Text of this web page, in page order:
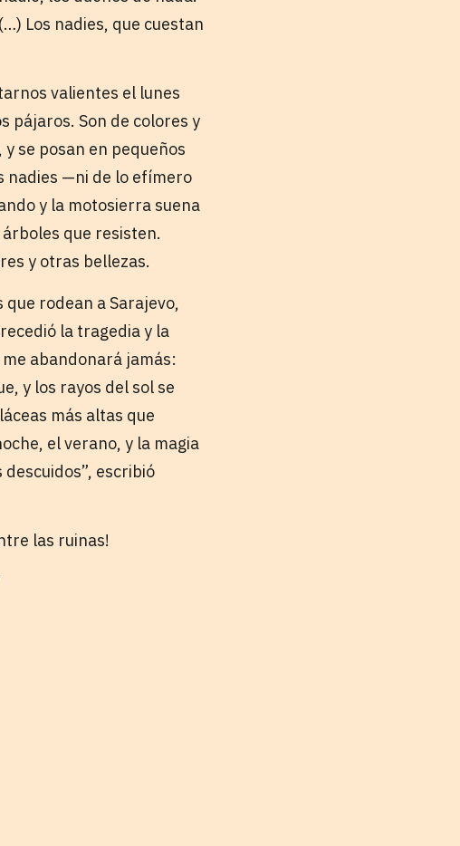
Los nadies, que cuestan
valientes el lunes
pájaros. Son de colores y
se posan en pequeños
nadies —ni de lo efímero
y la motosierra suena
que resisten.
y otras bellezas.
rodean a Sarajevo,
la tragedia y la
abandonará jamás:
y los rayos del sol se
más altas que
el verano, y la magia
escribió
las ruinas!